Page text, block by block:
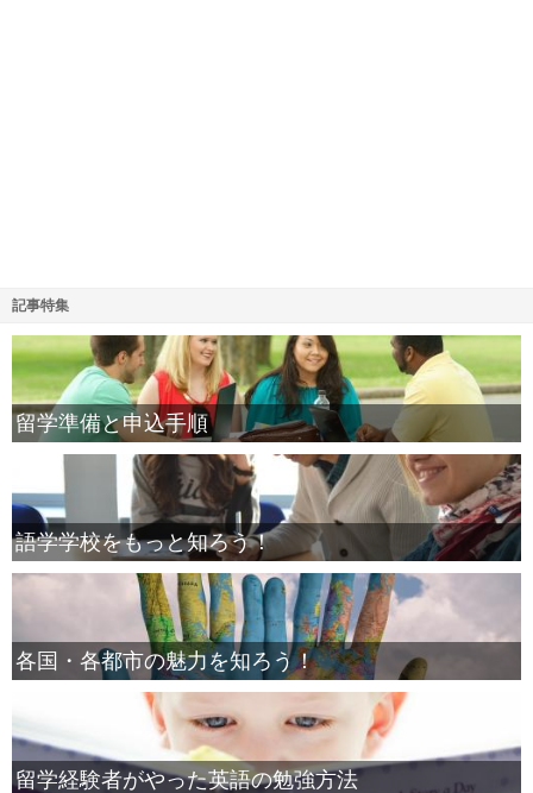
記事特集
留学準備と申込手順
語学学校をもっと知ろう！
各国・各都市の魅力を知ろう！
留学経験者がやった英語の勉強方法